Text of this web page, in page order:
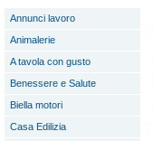
Annunci lavoro
Animalerie
A tavola con gusto
Benessere e Salute
Biella motori
Casa Edilizia